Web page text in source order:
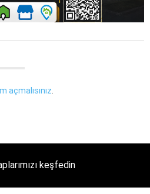
açmalısınız.
keşfedin